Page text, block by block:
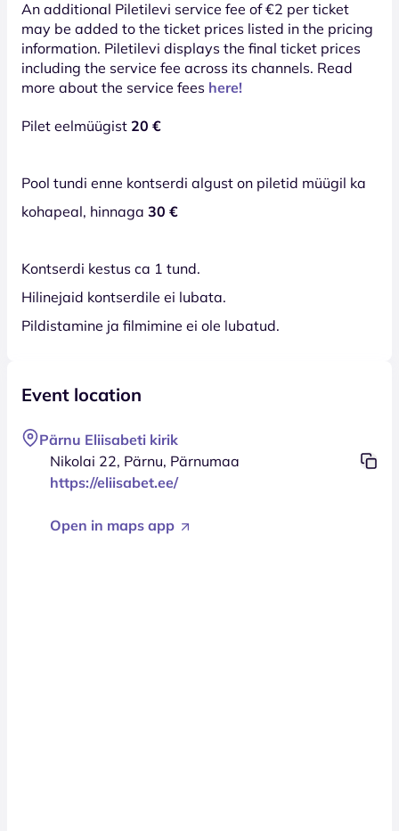
An additional Piletilevi service fee of €2 per ticket
may be added to the ticket prices listed in the pricing
information. Piletilevi displays the final ticket prices
including the service fee across its channels. Read
more about the service fees here!
Pilet eelmüügist 20 €
Pool tundi enne kontserdi algust on piletid müügil ka
kohapeal, hinnaga 30 €
Kontserdi kestus ca 1 tund.
Hilinejaid kontserdile ei lubata.
Pildistamine ja filmimine ei ole lubatud.
Event location
Pärnu Eliisabeti kirik
Nikolai 22, Pärnu, Pärnumaa
https://eliisabet.ee/
Open in maps app